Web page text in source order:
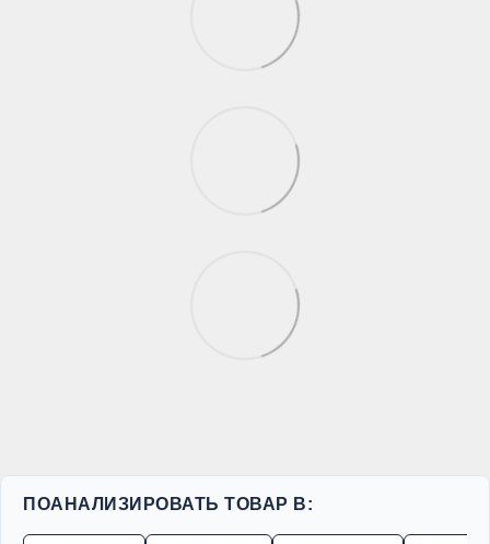
ПОАНАЛИЗИРОВАТЬ ТОВАР В: